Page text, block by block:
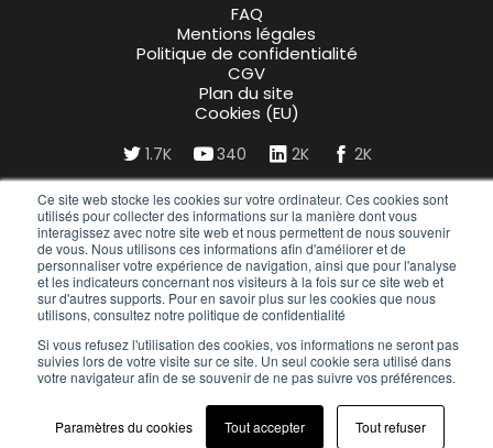
Ce site web stocke les cookies sur votre ordinateur. Ces cookies sont
utilisés pour collecter des informations sur la manière dont vous
interagissez avec notre site web et nous permettent de nous souvenir
de vous. Nous utilisons ces informations afin d'améliorer et de
personnaliser votre expérience de navigation, ainsi que pour l'analyse
et les indicateurs concernant nos visiteurs à la fois sur ce site web et
sur d'autres supports. Pour en savoir plus sur les cookies que nous
utilisons, consultez notre politique de confidentialité
Si vous refusez l'utilisation des cookies, vos informations ne seront pas
suivies lors de votre visite sur ce site. Un seul cookie sera utilisé dans
votre navigateur afin de se souvenir de ne pas suivre vos préférences.
Paramètres du cookies Tout accepter Tout refuser
FAQ
Mentions légales
Politique de confidentialité
CGV
Plan du site
Cookies (EU)
1.7K 340 2K 2K
NOUS CONTACTER